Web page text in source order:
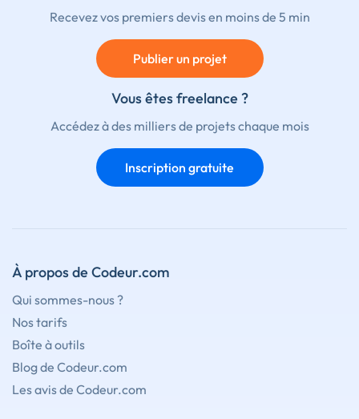
Recevez vos premiers devis en moins de 5 min
Publier un projet
Vous êtes freelance ?
Accédez à des milliers de projets chaque mois
Inscription gratuite
À propos de Codeur.com
Qui sommes-nous ?
Nos tarifs
Boîte à outils
Blog de Codeur.com
Les avis de Codeur.com